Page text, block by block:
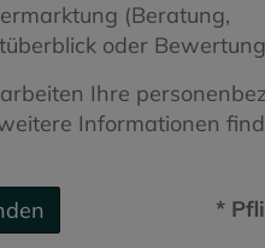
(Beratung,
oder
Ihre
Informationen
*